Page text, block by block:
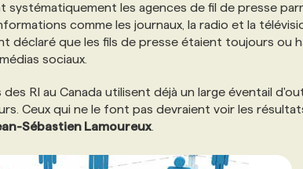
les agences de fil de presse
comme les journaux, la radio et la
déclaré que les fils de presse étaient toujours ou
sociaux.
RI au Canada utilisent déjà un large éventail
Ceux qui ne le font pas devraient voir les
Sébastien Lamoureux